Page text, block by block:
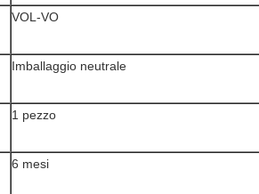
VOL-VO
Imballaggio neutrale
1 pezzo
6 mesi